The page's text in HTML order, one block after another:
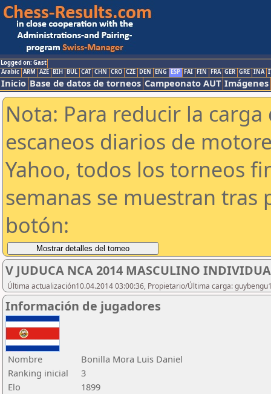
Logged on: Gast
Arabic ARM AZE BIH BUL CAT CHN CRO CZE DEN ENG ESP FAI FIN FRA GER GRE INA
Inicio Base de datos de torneos Campeonato AUT Imágenes
Nota: Para reducir la
escaneos diarios de
Yahoo, todos los torneos
semanas se muestran tras
botón:
V JUDUCA NCA 2014 MASCULINO
Última actualización10.04.2014 03:00:36, Propietario/Última carga:
Información de jugadores
Nombre
Bonilla Mora Luis Daniel
Ranking inicial
3
Elo
1899